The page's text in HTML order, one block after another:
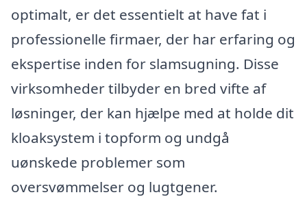
optimalt, er det essentielt at have fat i
professionelle firmaer, der har erfaring og
ekspertise inden for slamsugning. Disse
virksomheder tilbyder en bred vifte af
løsninger, der kan hjælpe med at holde dit
kloaksystem i topform og undgå
uønskede problemer som
oversvømmelser og lugtgener.